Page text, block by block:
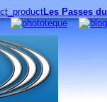
Les Passes du